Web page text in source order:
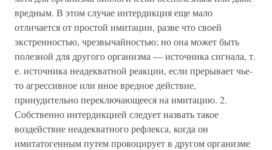
вредным. В этом случае интердикция еще мало
отличается от простой имитации, разве что своей
экстренностью, чрезвычайностью; но она может быть
полезной для другого организма — источника сигнала, т.
е. источника неадекватной реакции, если прерывает чье-
то агрессивное или иное вредное действие,
принудительно переключающееся на имитацию. 2.
Собственно интердикцией следует назвать такое
воздействие неадекватного рефлекса, когда он
имитатогенным путем провоцирует в другом организме